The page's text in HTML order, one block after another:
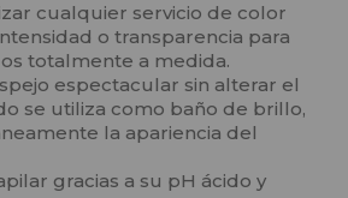
cualquier servicio de color
o transparencia para
totalmente a medida.
espectacular sin alterar el
se utiliza como baño de brillo,
la apariencia del
gracias a su pH ácido y